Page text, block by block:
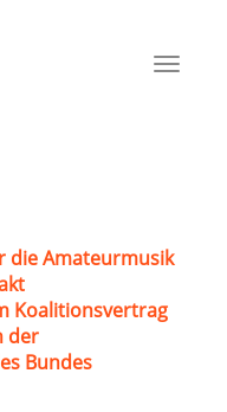
Toggle
die Amateurmusik
Koalitionsvertrag
der
Bundes